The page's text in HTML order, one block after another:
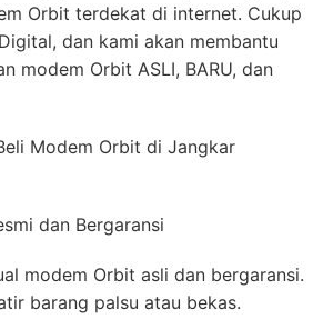
Orbit terdekat di internet. Cukup
dan kami akan membantu
modem Orbit ASLI, BARU, dan
Modem Orbit di Jangkar
dan Bergaransi
modem Orbit asli dan bergaransi.
barang palsu atau bekas.